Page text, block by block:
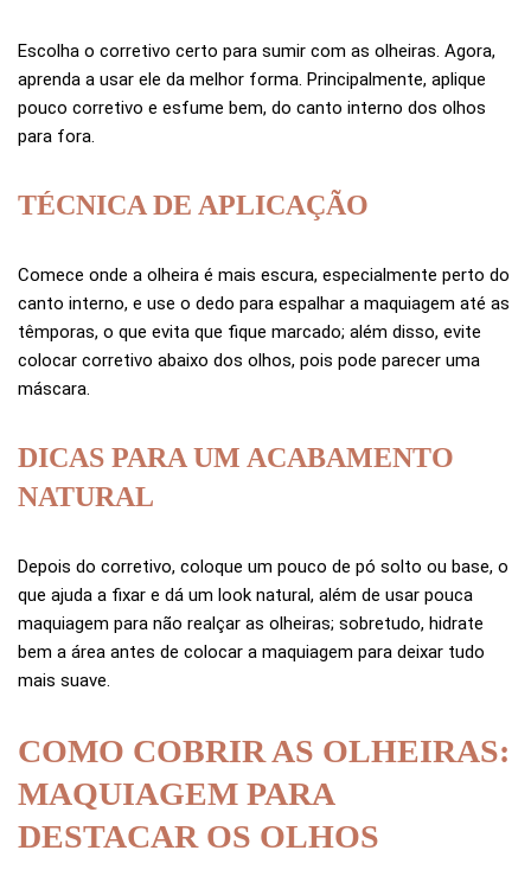
Escolha o corretivo certo para sumir com as olheiras. Agora,
aprenda a usar ele da melhor forma. Principalmente, aplique
pouco corretivo e esfume bem, do canto interno dos olhos
para fora.
TÉCNICA DE APLICAÇÃO
Comece onde a olheira é mais escura, especialmente perto do
canto interno, e use o dedo para espalhar a maquiagem até as
têmporas, o que evita que fique marcado; além disso, evite
colocar corretivo abaixo dos olhos, pois pode parecer uma
máscara.
DICAS PARA UM ACABAMENTO
NATURAL
Depois do corretivo, coloque um pouco de pó solto ou base, o
que ajuda a fixar e dá um look natural, além de usar pouca
maquiagem para não realçar as olheiras; sobretudo, hidrate
bem a área antes de colocar a maquiagem para deixar tudo
mais suave.
COMO COBRIR AS OLHEIRAS:
MAQUIAGEM PARA
DESTACAR OS OLHOS